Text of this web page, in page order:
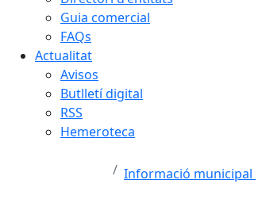
Guia comercial
FAQs
Actualitat
Avisos
Butlletí digital
RSS
Hemeroteca
Informació municipal